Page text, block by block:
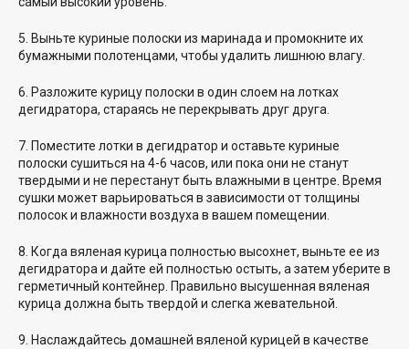
5. Выньте куриные полоски из маринада и промокните их
бумажными полотенцами, чтобы удалить лишнюю влагу.
6. Разложите курицуполоски в один слоем на лотках
дегидратора, стараясь не перекрывать друг друга.
7. Поместите лотки в дегидратор и оставьте куриные
полоски сушиться на 4-6 часов, или пока они не станут
твердыми и не перестанут быть влажными в центре. Время
сушки может варьироваться в зависимости от толщины
полосок и влажности воздуха в вашем помещении.
8. Когда вяленая курица полностью высохнет, выньте ее из
дегидратора и дайте ей полностью остыть, а затем уберите в
герметичный контейнер. Правильно высушенная вяленая
курица должна быть твердой и слегка жевательной.
9. Наслаждайтесь домашней вяленой курицей в качестве